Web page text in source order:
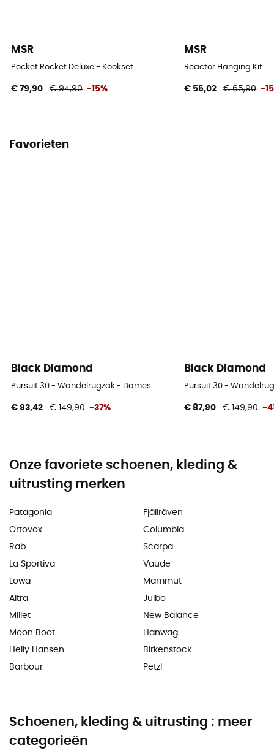
MSR
Pocket Rocket Deluxe - Kookset
€ 79,90 € 94,90 -15%
MSR
Reactor Hanging Kit
€ 56,02 € 65,90 -
Favorieten
Black Diamond
Pursuit 30 - Wandelrugzak - Dames
€ 93,42 € 149,90 -37%
Black Diamond
Pursuit 30 -
€ 87,90 € 149,90 -
Onze favoriete schoenen, kleding &
uitrusting merken
Patagonia
Ortovox
Rab
La Sportiva
Lowa
Altra
Millet
Moon Boot
Helly Hansen
Barbour
Fjällräven
Columbia
Scarpa
Vaude
Mammut
Julbo
New Balance
Hanwag
Birkenstock
Petzl
Schoenen, kleding & uitrusting : meer
categorieën